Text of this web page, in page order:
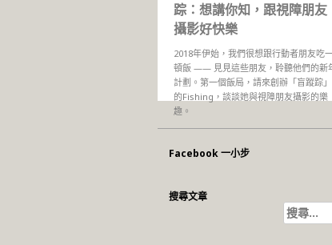
踪：想講你知，跟視障朋友
攝影好快樂
2018年伊始，我們很想跟行動者朋友吃
頓飯 —— 見見這些朋友，聆聽他們的新
計劃。第一個飯局，請來創辦「盲蹤踪」
的Fishing，談談她與視障朋友攝影的樂
趣。
Facebook 一小步
搜尋文章
搜
尋